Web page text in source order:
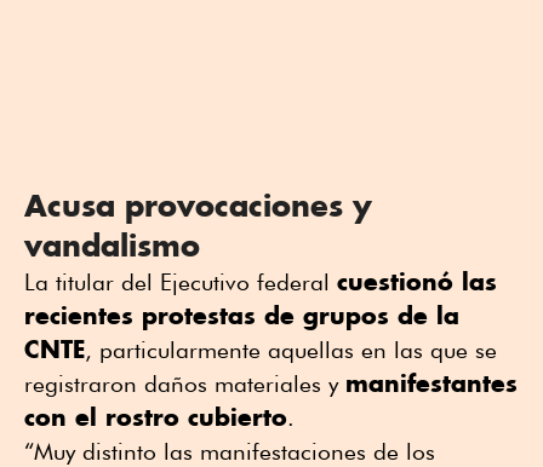
Acusa provocaciones y
vandalismo
La titular del Ejecutivo federal cuestionó las
recientes protestas de grupos de la
CNTE, particularmente aquellas en las que se
registraron daños materiales y manifestantes
con el rostro cubierto.
“Muy distinto las manifestaciones de los